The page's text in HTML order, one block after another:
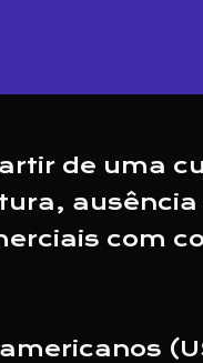
de uma
ausência
com